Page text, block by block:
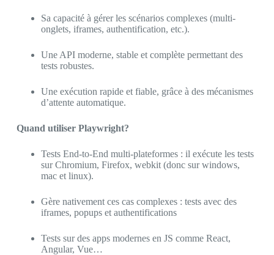
Sa capacité à gérer les scénarios complexes (multi-
onglets, iframes, authentification, etc.).
Une API moderne, stable et complète permettant des
tests robustes.
Une exécution rapide et fiable, grâce à des mécanismes
d’attente automatique.
Quand utiliser Playwright?
Tests End-to-End multi-plateformes : il exécute les tests
sur Chromium, Firefox, webkit (donc sur windows,
mac et linux).
Gère nativement ces cas complexes : tests avec des
iframes, popups et authentifications
Tests sur des apps modernes en JS comme React,
Angular, Vue…